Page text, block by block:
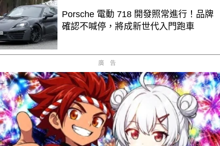
Porsche 電動 718 開發照常進行！品牌
確認不喊停，將成新世代入門跑車
廣告